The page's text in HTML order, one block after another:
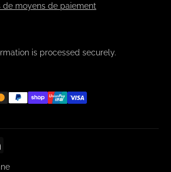
de moyens de paiement
is processed securely.